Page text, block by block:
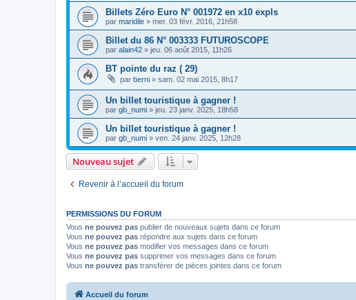
Billets Zéro Euro N° 001972 en x10 expls
par maridile » mer. 03 févr. 2016, 21h58
Billet du 86 N° 003333 FUTUROSCOPE
par alain42 » jeu. 06 août 2015, 11h26
BT pointe du raz ( 29)
par berni » sam. 02 mai 2015, 8h17
Un billet touristique à gagner !
par gb_numi » jeu. 23 janv. 2025, 18h58
Un billet touristique à gagner !
par gb_numi » ven. 24 janv. 2025, 12h28
Nouveau sujet
Revenir à l’accueil du forum
PERMISSIONS DU FORUM
Vous ne pouvez pas publier de nouveaux sujets dans ce forum
Vous ne pouvez pas répondre aux sujets dans ce forum
Vous ne pouvez pas modifier vos messages dans ce forum
Vous ne pouvez pas supprimer vos messages dans ce forum
Vous ne pouvez pas transférer de pièces jointes dans ce forum
Accueil du forum